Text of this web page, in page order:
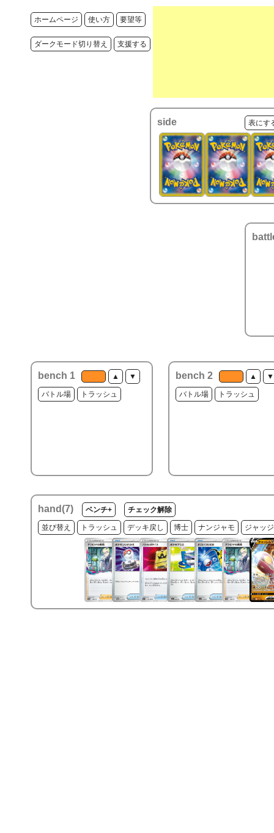
ホームページ 使い方 要望等
ダークモード切り替え 支援する
side 表にす
bench 1 ▲ ▼
バトル場 トラッシュ
bench 2 ▲ ▼
バトル場 トラッシュ
hand(7) ベンチ+ チェック解除
並び替え トラッシュ デッキ戻し 博士 ナンジャモ ジャッ